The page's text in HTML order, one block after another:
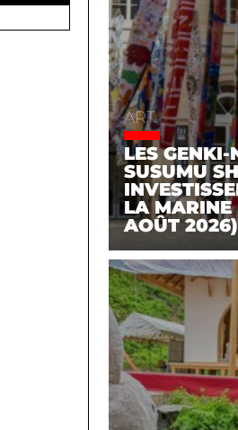
ART
LES
SUSUMU
LA MARINE
AOÛT 2026)